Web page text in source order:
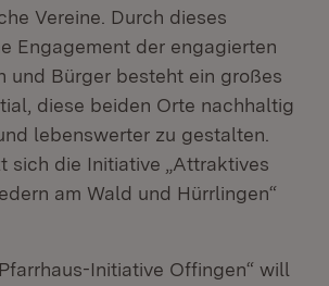
Vereine. Durch dieses
Engagement der engagierten
und Bürger besteht ein großes
diese beiden Orte nachhaltig
lebenswerter zu gestalten.
sich die Initiative „Attraktives
am Wald und Hürrlingen“
Initiative Offingen“ will